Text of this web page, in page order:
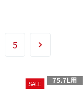
5
SALE